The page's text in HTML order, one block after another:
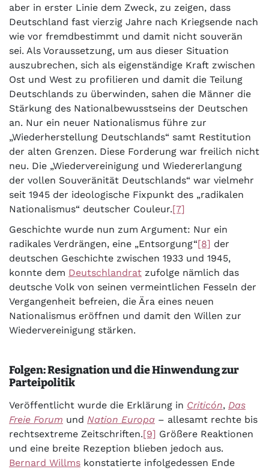
aber in erster Linie dem Zweck, zu zeigen, dass
Deutschland fast vierzig Jahre nach Kriegsende nach
wie vor fremdbestimmt und damit nicht souverän
sei. Als Voraussetzung, um aus dieser Situation
auszubrechen, sich als eigenständige Kraft zwischen
Ost und West zu profilieren und damit die Teilung
Deutschlands zu überwinden, sahen die Männer die
Stärkung des Nationalbewusstseins der Deutschen
an. Nur ein neuer Nationalismus führe zur
„Wiederherstellung Deutschlands“ samt Restitution
der alten Grenzen. Diese Forderung war freilich nicht
neu. Die „Wiedervereinigung und Wiedererlangung
der vollen Souveränität Deutschlands“ war vielmehr
seit 1945 der ideologische Fixpunkt des „radikalen
Nationalismus“ deutscher Couleur.[7]
Geschichte wurde nun zum Argument: Nur ein
radikales Verdrängen, eine „Entsorgung“[8] der
deutschen Geschichte zwischen 1933 und 1945,
konnte dem Deutschlandrat zufolge nämlich das
deutsche Volk von seinen vermeintlichen Fesseln der
Vergangenheit befreien, die Ära eines neuen
Nationalismus eröffnen und damit den Willen zur
Wiedervereinigung stärken.
Folgen: Resignation und die Hinwendung zur
Parteipolitik
Veröffentlicht wurde die Erklärung in Criticón, Das
Freie Forum und Nation Europa – allesamt rechte bis
rechtsextreme Zeitschriften.[9] Größere Reaktionen
und eine breite Rezeption blieben jedoch aus.
Bernard Willms konstatierte infolgedessen Ende